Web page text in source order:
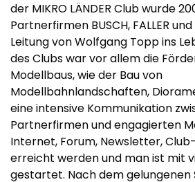
der MIKRO LÄNDER Club wurde
Partnerfirmen BUSCH, FALLER
Leitung von Wolfgang Topp ins
des Clubs war vor allem die
Modellbaus, wie der Bau von
Modellbahnlandschaften,
eine intensive Kommunikation
Partnerfirmen und engagierten
Internet, Forum, Newsletter,
erreicht werden und man ist mit
gestartet. Nach dem